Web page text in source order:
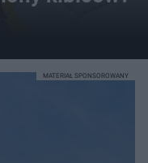
MATERIAŁ SPONSOROWANY